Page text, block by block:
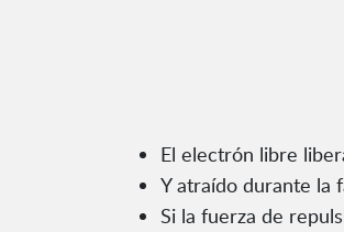
El electrón libre
Y atraído durante la
Si la fuerza de